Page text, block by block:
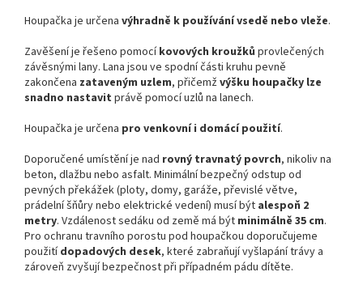
Houpačka je určena výhradně k používání vsedě nebo vleže.
Zavěšení je řešeno pomocíkovových kroužků provlečených
závěsnými lany. Lana jsou ve spodní části kruhu pevně
zakončena zataveným uzlem, přičemžvýšku houpačky lze
snadno nastavit právě pomocí uzlů na lanech.
Houpačka je určena pro venkovní i domácí použití.
Doporučené umístění je nad rovný travnatý povrch, nikoliv na
beton, dlažbu nebo asfalt. Minimální bezpečný odstup od
pevných překážek (ploty, domy, garáže, převislé větve,
prádelní šňůry nebo elektrické vedení) musí být alespoň 2
metry. Vzdálenost sedáku od země má být minimálně 35 cm.
Pro ochranu travního porostu pod houpačkou doporučujeme
použitídopadových desek, které zabraňují vyšlapání trávy a
zároveň zvyšují bezpečnost při případném pádu dítěte.